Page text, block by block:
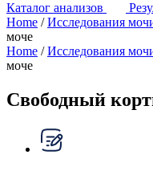
Каталог анализов
Home /Исследования
моче
Home /Исследования
моче
Свободный